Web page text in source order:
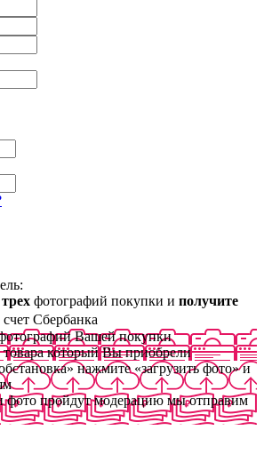
фотографий покупки и получите
Сбербанка
Вашей покупки
товара который Вы приобрели
нажмите «загрузить фото» и
фото пройдут модерацию мы отправим